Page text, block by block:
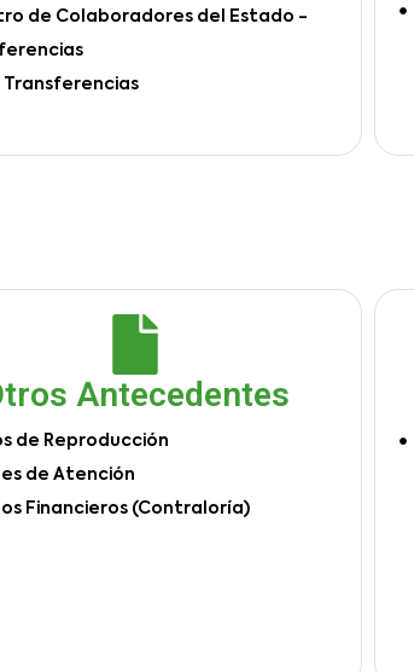
de Colaboradores del Estado -
Transferencias
Antecedentes
de Reproducción
de Atención
Financieros (Contraloría)